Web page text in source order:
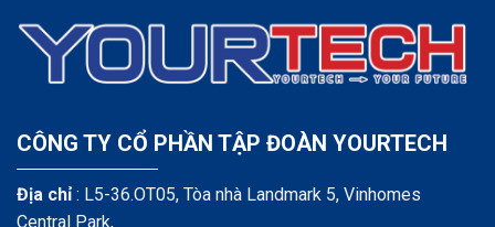
CÔNG TY CỔ PHẦN TẬP ĐOÀN YOURTECH
Địa chỉ: L5-36.OT05, Tòa nhà Landmark 5, Vinhomes
Central Park,